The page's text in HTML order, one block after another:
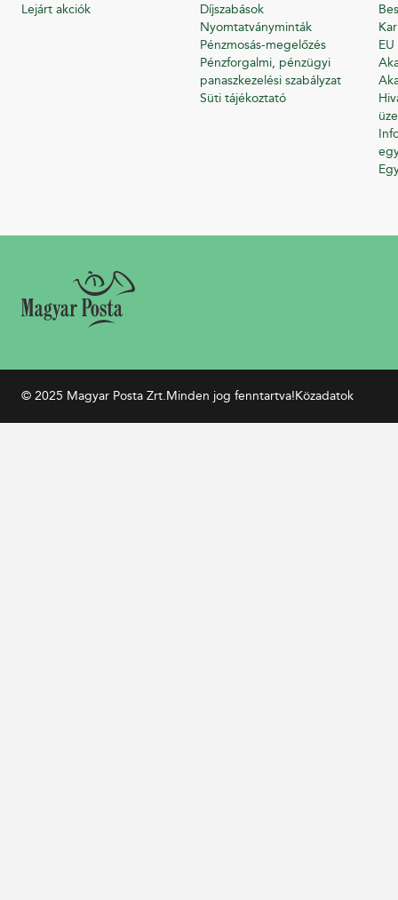
Lejárt akciók
Díjszabások
Nyomtatványminták
Pénzmosás-megelőzés
Pénzforgalmi, pénzügyi
panaszkezelési szabályzat
Süti tájékoztató
© 2025 Magyar Posta Zrt.Minden jog fenntartva!Közadatok